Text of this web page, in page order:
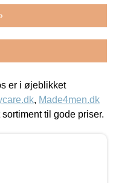
er i øjeblikket
, Made4men.dk
til gode priser.